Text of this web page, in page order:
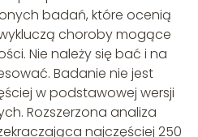
badań, które ocenią
choroby mogące
Nie należy się bać i na
Badanie nie jest
w podstawowej wersji
Rozszerzona analiza
najczęściej 250